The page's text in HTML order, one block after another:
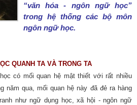
“văn hóa - ngôn ngữ học”
trong hệ thống các bộ môn
ngôn ngữ học.
QUANH TA VÀ TRONG TA
có mối quan hệ mật thiết với rất nhiều
năm qua, mối quan hệ này đã đẻ ra hàng
như ngữ dụng học, xã hội - ngôn ngữ